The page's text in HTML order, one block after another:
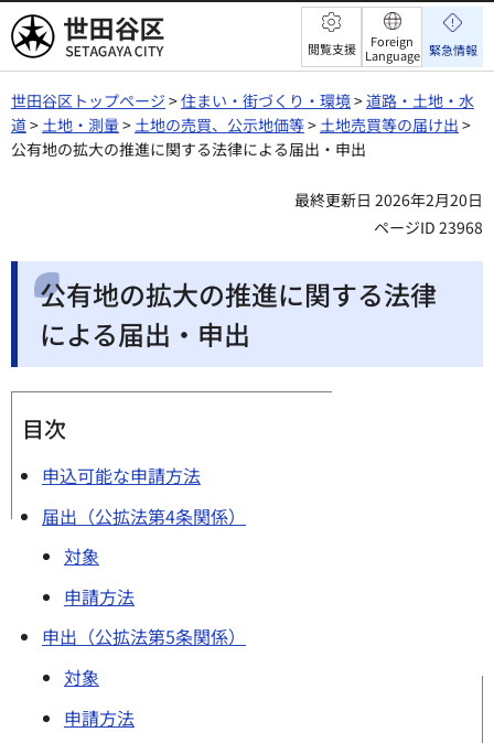
世田谷区 閲覧支援
Foreign
Language 緊急情報
世田谷区トップページ >住まい・街づくり・環境>道路・土地・水
道>土地・測量>土地の売買、公示地価等>土地売買等の届け出 >
公有地の拡大の推進に関する法律による届出・申出
最終更新日 2026年2月20日
ページID 23968
公有地の拡大の推進に関する法律
による届出・申出
目次
申込可能な申請方法
届出（公拡法第4条関係）
対象
申請方法
申出（公拡法第5条関係）
対象
申請方法